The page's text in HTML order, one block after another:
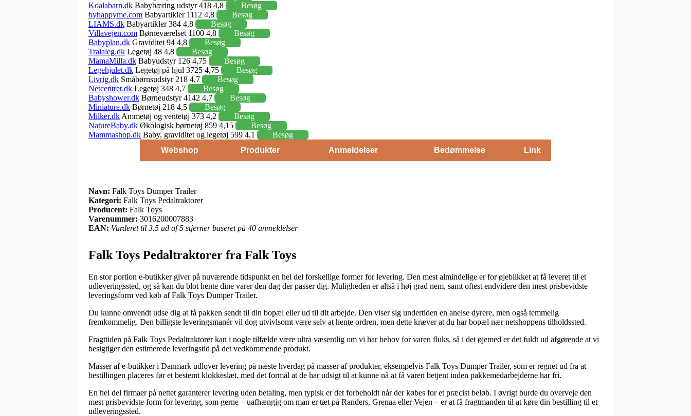
Koalabarn.dk Babybæring udstyr 418 4,8
Besøg
byhappyme.com Babyartikler 1112 4,8
Besøg
LIAMS.dk Babyartikler 384 4,8
Besøg
Villavejen.com Børneværelset 1100 4,8
Besøg
Babyplan.dk Graviditet 94 4,8
Besøg
Tralaleg.dk Legetøj 48 4,8
Besøg
MamaMilla.dk Babyudstyr 126 4,75
Besøg
Legehjulet.dk Legetøj på hjul 3725 4,75
Besøg
Livrig.dk Småbørnsudstyr 218 4,7
Besøg
Netcentret.dk Legetøj 348 4,7
Besøg
Babyshower.dk Børneudstyr 4142 4,7
Besøg
Miniature.dk Børnetøj 218 4,5
Besøg
Milker.dk Ammetøj og ventetøj 373 4,2
Besøg
NatureBaby.dk Økologisk børnetøj 859 4,15
Besøg
Mammashop.dk Baby, graviditet og legetøj 599 4,1
Besøg
Webshop
Produkter Anmeldelser Bedømmelse Link
Navn: Falk Toys Dumper Trailer
Kategori: Falk Toys Pedaltraktorer
Producent: Falk Toys
Varenummer: 3016200007883
EAN: Vurderet til 3.5 ud af 5 stjerner baseret på 40 anmeldelser
Falk Toys Pedaltraktorer fra Falk Toys
En stor portion e-butikker giver på nuværende tidspunkt en hel del forskellige former for levering. Den mest almindelige er for øjeblikket at få leveret til et
udleveringssted, og så kan du blot hente dine varer den dag der passer dig. Muligheden er altså i høj grad nem, samt oftest endvidere den mest prisbevidste
leveringsform ved køb af Falk Toys Dumper Trailer.
Du kunne omvendt udse dig at få pakken sendt til din bopæl eller ud til dit arbejde. Den viser sig undertiden en anelse dyrere, men også temmelig
fremkommelig. Den billigste leveringsmanér vil dog utvivlsomt være selv at hente ordren, men dette kræver at du har bopæl nær netshoppens tilholdssted.
Fragttiden på Falk Toys Pedaltraktorer kan i nogle tilfælde være ultra væsentlig om vi har behov for varen fluks, så i det øjemed er det fuldt ud afgørende at vi
besigtiger den estimerede leveringstid på det vedkommende produkt.
Masser af e-butikker i Danmark udlover levering på næste hverdag på masser af produkter, eksempelvis Falk Toys Dumper Trailer, som er regnet ud fra at
bestillingen placeres før et bestemt klokkeslæt, med det formål at de har udsigt til at kunne nå at få varen betjent inden pakkemedarbejderne har fri.
En hel del firmaer på nettet garanterer levering uden betaling, men typisk er det forbeholdt når der købes for et præcist beløb. I øvrigt burde du overveje den
mest prisbevidste form for levering, som gerne – uafhængig om man er tæt på Randers, Grenaa eller Vejen – er at få fragtmanden til at køre din bestilling til et
udleveringssted.